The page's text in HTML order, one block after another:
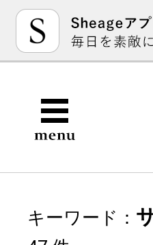
キーワード：